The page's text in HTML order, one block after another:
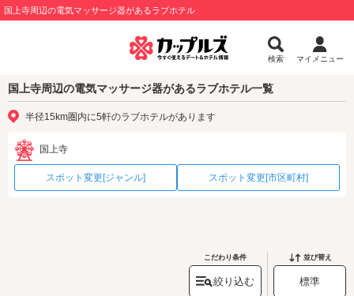
国上寺周辺の電気マッサージ器があるラブホテル
検索 マイメニュー
国上寺周辺の電気マッサージ器があるラブホテル一覧
半径15km圏内に5軒のラブホテルがあります
国上寺
スポット変更[ジャンル] スポット変更[市区町村]
こだわり条件
絞り込む
並び替え
標準